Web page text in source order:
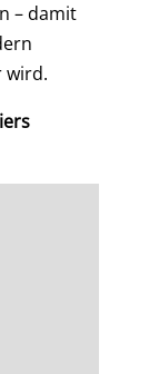
– damit
wird.